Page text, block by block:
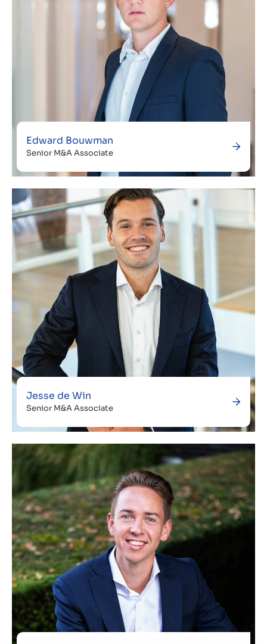
Edward Bouwman
Senior M&A Associate
Jesse de Win
Senior M&A Associate